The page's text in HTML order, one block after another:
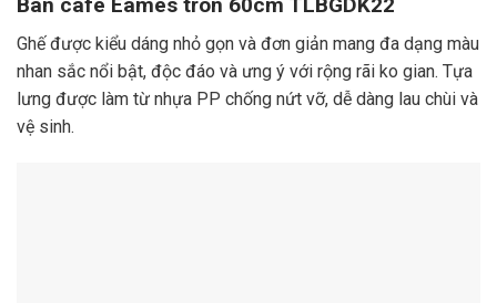
Ghế được kiểu dáng nhỏ gọn và đơn giản mang đa dạng màu
nhan sắc nổi bật, độc đáo và ưng ý với rộng rãi ko gian. Tựa
lưng được làm từ nhựa PP chống nứt vỡ, dễ dàng lau chùi và
vệ sinh.